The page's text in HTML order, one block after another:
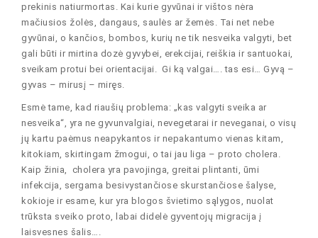
prekinis natiurmortas. Kai kurie gyvūnai ir vištos nėra
mačiusios žolės, dangaus, saulės ar žemės. Tai net nebe
gyvūnai, o kančios, bombos, kurių ne tik nesveika valgyti, bet
gali būti ir mirtina dozė gyvybei, erekcijai, reiškia ir santuokai,
sveikam protui bei orientacijai. Gi ką valgai…. tas esi… Gyvą –
gyvas – mirusį – miręs.
Esmė tame, kad riaušių problema: „kas valgyti sveika ar
nesveika“, yra ne gyvunvalgiai, nevegetarai ir neveganai, o visų
jų kartu paėmus neapykantos ir nepakantumo vienas kitam,
kitokiam, skirtingam žmogui, o tai jau liga – proto cholera.
Kaip žinia, cholera yra pavojinga, greitai plintanti, ūmi
infekcija, sergama besivystančiose skurstančiose šalyse,
kokioje ir esame, kur yra blogos švietimo sąlygos, nuolat
trūksta sveiko proto, labai didelė gyventojų migracija į
laisvesnes šalis….